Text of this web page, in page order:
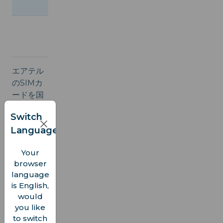
エアテル
のSIMカ
ードを国
ングで利
用する場
アテルの
国際ロー
ミングサ
ービスプ
ランに加
入する必
Switch
Language
Your
browser
language
is English,
would
you like
to switch